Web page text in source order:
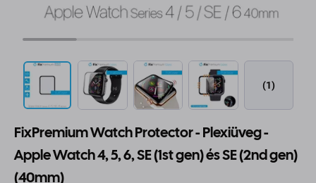
(1)
FixPremium Watch Protector - Plexiüveg -
Apple Watch 4, 5, 6, SE (1st gen) és SE (2nd gen)
(40mm)